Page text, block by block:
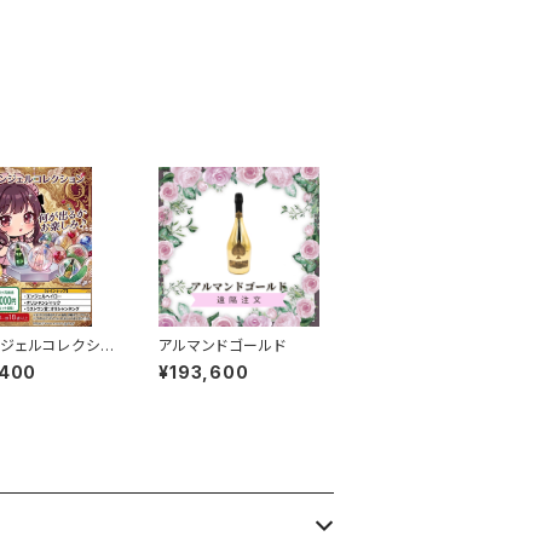
ェルコレクショ アルマンドゴールド
¥193,600